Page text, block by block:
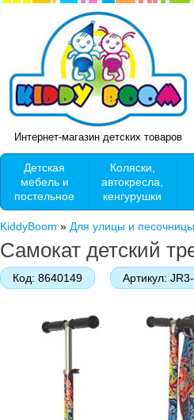
Интернет-магазин детских товаров
Детская
мебель и
постельное
Коляски,
автокресла,
кенгурушки
KiddyBoom » Для улицы и песочницы
Самокат детский
Код: 8640149 Артикул: